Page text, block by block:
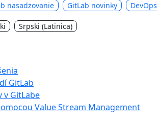
nasadzovanie GitLab novinky DevOps
Srpski (Latinica)
GitLab
v GitLabe
Value Stream Management